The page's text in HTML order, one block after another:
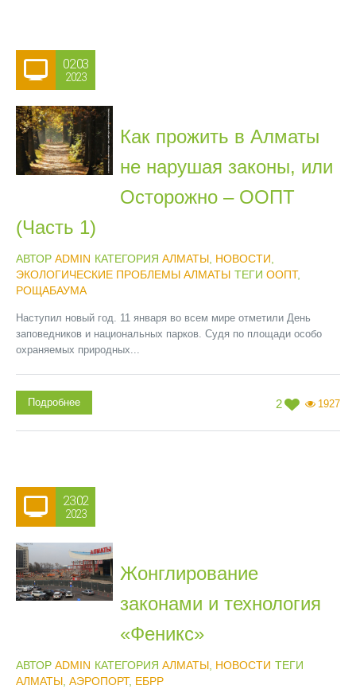
02.03
2023
Как прожить в Алматы
не нарушая законы, или
Осторожно – ООПТ
(Часть 1)
АВТОР ADMIN КАТЕГОРИЯ АЛМАТЫ НОВОСТИ
ЭКОЛОГИЧЕСКИЕ ПРОБЛЕМЫ АЛМАТЫ ТЕГИ ООПТ,
РОЩАБАУМА
Наступил новый год. 11 января во всем мире отметили День
заповедников и национальных парков. Судя по площади особо
охраняемых природных...
2 1927
Подробнее
23.02
2023
Жонглирование
законами и технология
«Феникс»
АВТОР ADMIN КАТЕГОРИЯ АЛМАТЫ НОВОСТИ ТЕГИ
АЛМАТЫ АЭРОПОРТ, ЕБРР